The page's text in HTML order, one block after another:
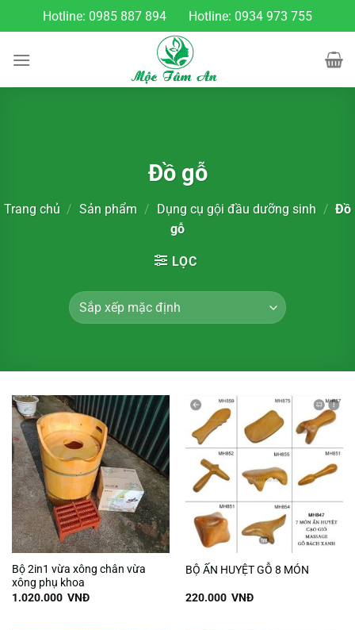
đến
dung
Hotline: 0985 887 894 Hotline: 0934 973 755
Đồ gỗ
Trang chủ / Sản phẩm / Dụng cụ gội đầu dưỡng sinh / Đồ
gỗ
LỌC
Bộ 2in1 vừa xông chân vừa
xông phụ khoa
1.020.000 VNĐ
BỘ ẤN HUYỆT GỖ 8 MÓN
220.000 VNĐ